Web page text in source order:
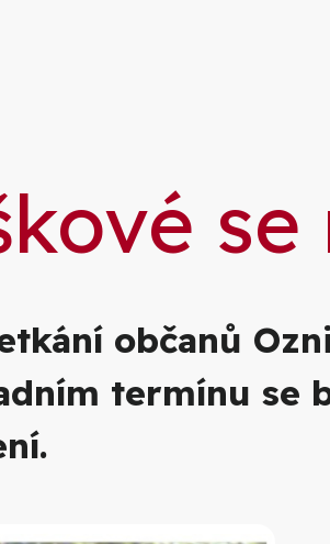
se
občanů
termínu se